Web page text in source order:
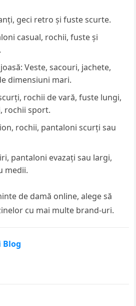
geci retro şi fuste scurte.
casual, rochii, fuste şi
Veste, sacouri, jachete,
dimensiuni mari.
rochii de vară, fuste lungi,
rochii sport.
rochii, pantaloni scurţi sau
pantaloni evazaţi sau largi,
medii.
de damă online, alege să
cu mai multe brand-uri.
Blog